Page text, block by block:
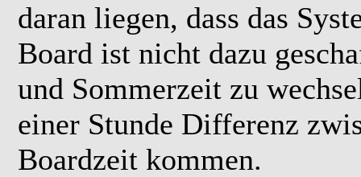
daran liegen, dass das
Board ist nicht dazu
und Sommerzeit zu
einer Stunde Differenz
Boardzeit kommen.